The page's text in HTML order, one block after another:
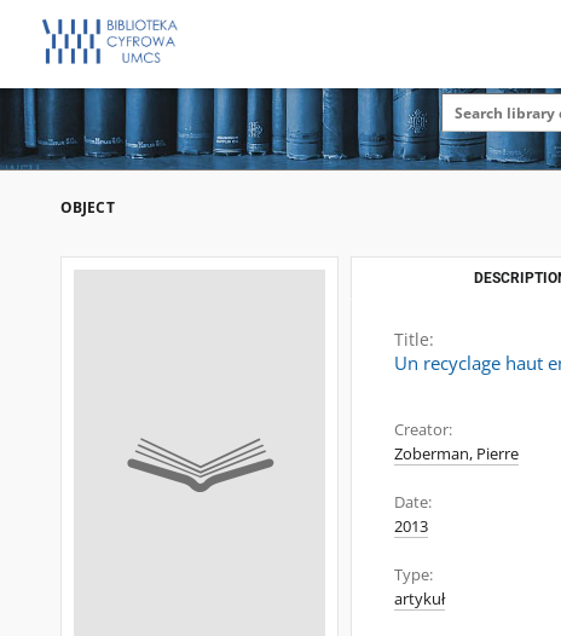
OBJECT
Title:
Un recyclage haut
Creator:
Zoberman, Pierre
Date:
2013
Type:
artykuł